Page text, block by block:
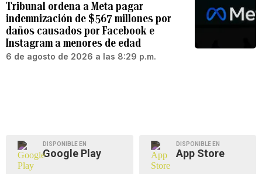
Tribunal ordena a Meta pagar
indemnización de $567 millones por
daños causados por Facebook e
Instagram a menores de edad
6 de agosto de 2026 a las 8:29 p.m.
DISPONIBLE EN
Google Play
DISPONIBLE EN
App Store